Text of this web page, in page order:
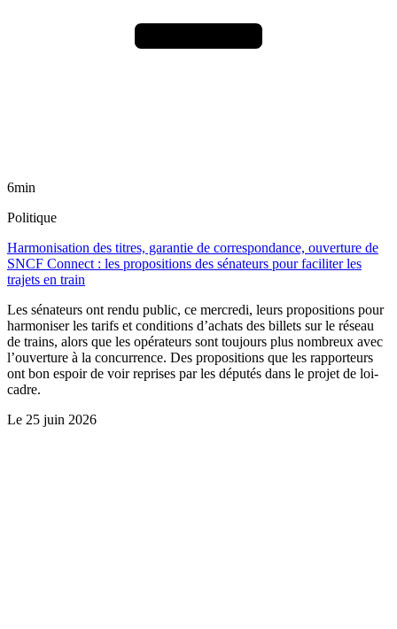
6min
Politique
Harmonisation des titres, garantie de correspondance, ouverture de
SNCF Connect : les propositions des sénateurs pour faciliter les
trajets en train
Les sénateurs ont rendu public, ce mercredi, leurs propositions pour
harmoniser les tarifs et conditions d’achats des billets sur le réseau
de trains, alors que les opérateurs sont toujours plus nombreux avec
l’ouverture à la concurrence. Des propositions que les rapporteurs
ont bon espoir de voir reprises par les députés dans le projet de loi-
cadre.
Le 25 juin 2026